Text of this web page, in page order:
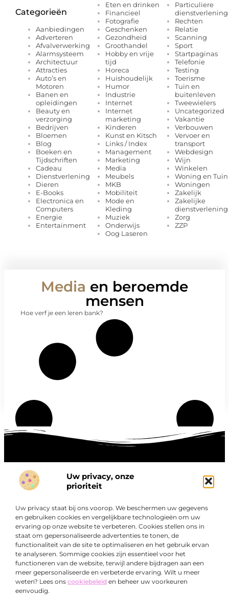
Uw privacy, onze
prioriteit
Uw privacy staat bij ons voorop. We beschermen uw gegevens
en gebruiken cookies en vergelijkbare technologieën om uw
ervaring op onze website te verbeteren. Cookies stellen ons in
staat om gepersonaliseerde advertenties te tonen, de
functionaliteit van de site te optimaliseren en het gebruik ervan
te analyseren. Sommige cookies zijn essentieel voor het
functioneren van de website, terwijl andere bijdragen aan een
meer gepersonaliseerde en verbeterde ervaring. Wilt u meer
weten? Lees ons cookiebeleid en beheer uw voorkeuren
eenvoudig.
Categorieën
Aanbiedingen
Adverteren
Afvalverwerking
Alarmsysteem
Architectuur
Attracties
Auto’s en
Motoren
Banen en
opleidingen
Beauty en
verzorging
Bedrijven
Bloemen
Blog
Boeken en
Tijdschriften
Cadeau
Dienstverlening
Dieren
E-Books
Electronica en
Computers
Energie
Entertainment
Eten en drinken
Financieel
Fotografie
Geschenken
Gezondheid
Groothandel
Hobby en vrije
tijd
Horeca
Huishoudelijk
Humor
Industrie
Internet
Internet
marketing
Kinderen
Kunst en Kitsch
Links / Index
Management
Marketing
Media
Meubels
MKB
Mobiliteit
Mode en
Kleding
Muziek
Onderwijs
Oog Laseren
Particuliere
dienstverlening
Rechten
Relatie
Scanning
Sport
Startpaginas
Telefonie
Testing
Toerisme
Tuin en
buitenleven
Tweewielers
Uncategorized
Vakantie
Verbouwen
Vervoer en
transport
Webdesign
Wijn
Winkelen
Woning en Tuin
Woningen
Zakelijk
Zakelijke
dienstverlening
Zorg
ZZP
Media en beroemde
mensen
Hoe verf je een leren bank?
Over
Bedrijf
“Ontdek een wereld van boeiende blogs en artikelen die
je zowel inspireren als informeren.”
Bij Exclusiefbedrijf.nl draait alles om het leveren van
kwalitatieve inzichten en verhalen die jouw dagelijks leven
verrijken en je uitdagen om verder te denken.
Onze informatie